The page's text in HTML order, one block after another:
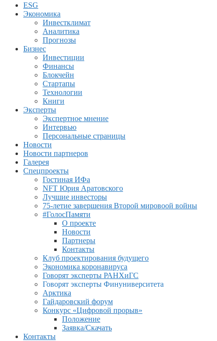
ESG
Экономика
Инвестклимат
Аналитика
Прогнозы
Бизнес
Инвестиции
Финансы
Блокчейн
Стартапы
Технологии
Книги
Эксперты
Экспертное мнение
Интервью
Персональные страницы
Новости
Новости партнеров
Галерея
Спецпроекты
Гостиная ИФа
NFT Юрия Аратовского
Лучшие инвесторы
75-летие завершения Второй мировоой войны
#ГолосПамяти
О проекте
Новости
Партнеры
Контакты
Клуб проектирования будущего
Экономика коронавируса
Говорят эксперты РАНХиГС
Говорят эксперты Финуниверситета
Арктика
Гайдаровский форум
Конкурс «Цифровой прорыв»
Положение
Заявка/Скачать
Контакты